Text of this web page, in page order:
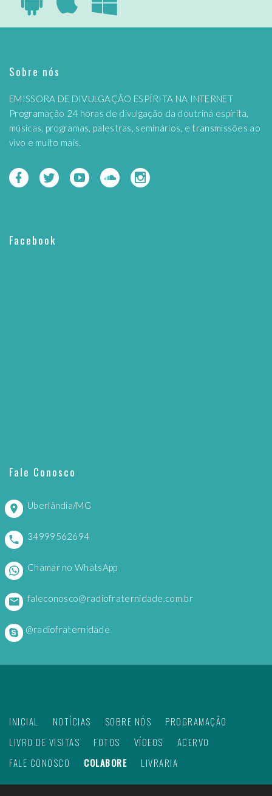
Sobre nós
EMISSORA DE DIVULGAÇÃO ESPÍRITA NA INTERNET
Programação 24 horas de divulgação da doutrina espírita,
músicas, programas, palestras, seminários, e transmissões ao
vivo e muito mais.
Facebook
Fale Conosco
Uberlândia/MG
34999562694
Chamar no WhatsApp
faleconosco@radiofraternidade.com.br
@radiofraternidade
INICIAL NOTÍCIAS SOBRE NÓS
PROGRAMAÇÃO
LIVRO DE VISITAS
FOTOS VÍDEOS
ACERVO
FALE CONOSCO
COLABORE LIVRARIA